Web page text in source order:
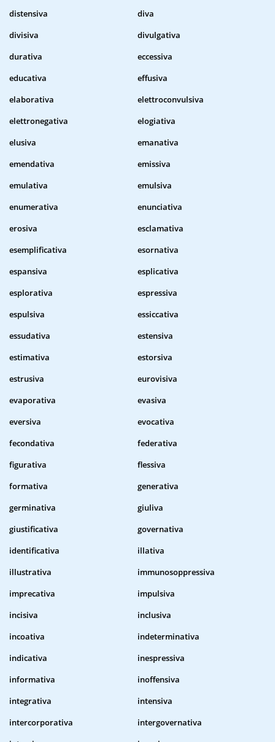
distensiva
diva
divisiva
divulgativa
durativa
eccessiva
educativa
effusiva
elaborativa
elettroconvulsiva
elettronegativa
elogiativa
elusiva
emanativa
emendativa
emissiva
emulativa
emulsiva
enumerativa
enunciativa
erosiva
esclamativa
esemplificativa
esornativa
espansiva
esplicativa
esplorativa
espressiva
espulsiva
essiccativa
essudativa
estensiva
estimativa
estorsiva
estrusiva
eurovisiva
evaporativa
evasiva
eversiva
evocativa
fecondativa
federativa
figurativa
flessiva
formativa
generativa
germinativa
giuliva
giustificativa
governativa
identificativa
illativa
illustrativa
immunosoppressiva
imprecativa
impulsiva
incisiva
inclusiva
incoativa
indeterminativa
indicativa
inespressiva
informativa
inoffensiva
integrativa
intensiva
intercorporativa
intergovernativa